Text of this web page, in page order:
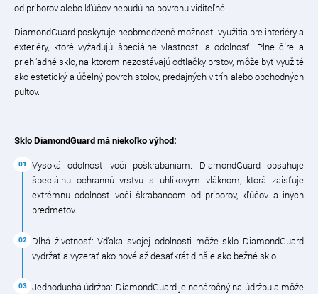
od príborov alebo kľúčov nebudú na povrchu viditeľné.
DiamondGuard poskytuje neobmedzené možnosti využitia pre interiéry a
exteriéry, ktoré vyžadujú špeciálne vlastnosti a odolnosť. Plne číre a
priehľadné sklo, na ktorom nezostávajú odtlačky prstov, môže byť využité
ako estetický a účelný povrch stolov, predajných vitrín alebo obchodných
pultov.
Sklo DiamondGuard má niekoľko výhod:
Vysoká odolnosť voči poškrabaniam: DiamondGuard obsahuje
špeciálnu ochrannú vrstvu s uhlíkovým vláknom, ktorá zaisťuje
extrémnu odolnosť voči škrabancom od príborov, kľúčov a iných
predmetov.
Dlhá životnosť: Vďaka svojej odolnosti môže sklo DiamondGuard
vydržať a vyzerať ako nové až desaťkrát dlhšie ako bežné sklo.
Jednoduchá údržba: DiamondGuard je nenáročný na údržbu a môže